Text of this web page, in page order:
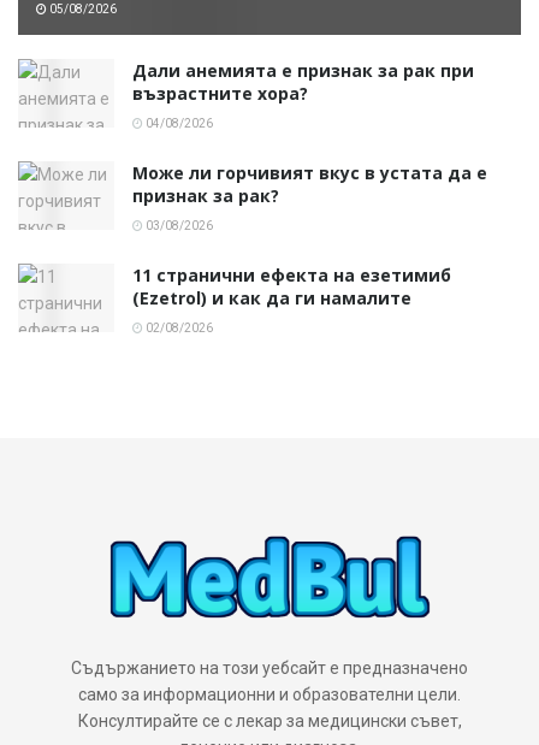
05/08/2026
Дали анемията е признак за рак при
възрастните хора?
04/08/2026
Може ли горчивият вкус в устата да е
признак за рак?
03/08/2026
11 странични ефекта на езетимиб
(Ezetrol) и как да ги намалите
02/08/2026
Съдържанието на този уебсайт е предназначено
само за информационни и образователни цели.
Консултирайте се с лекар за медицински съвет,